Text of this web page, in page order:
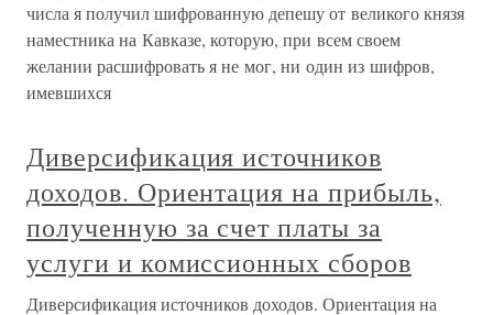
числа я получил шифрованную депешу от великого князя
наместника на Кавказе, которую, при всем своем
желании расшифровать я не мог, ни один из шифров,
имевшихся
Диверсификация источников
доходов. Ориентация на прибыль,
полученную за счет платы за
услуги и комиссионных сборов
Диверсификация источников доходов. Ориентация на